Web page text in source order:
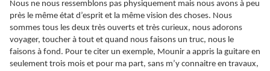
Nous ne nous ressemblons pas physiquement mais nous avons à peu
près le même état d’esprit et la même vision des choses. Nous
sommes tous les deux très ouverts et très curieux, nous adorons
voyager, toucher à tout et quand nous faisons un truc, nous le
faisons à fond. Pour te citer un exemple, Mounir a appris la guitare en
seulement trois mois et pour ma part, sans m’y connaitre en travaux,